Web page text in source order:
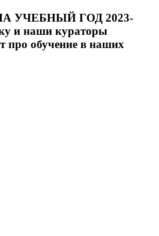
УЧЕБНЫЙ ГОД 2023-
и наши кураторы
про обучение в наших